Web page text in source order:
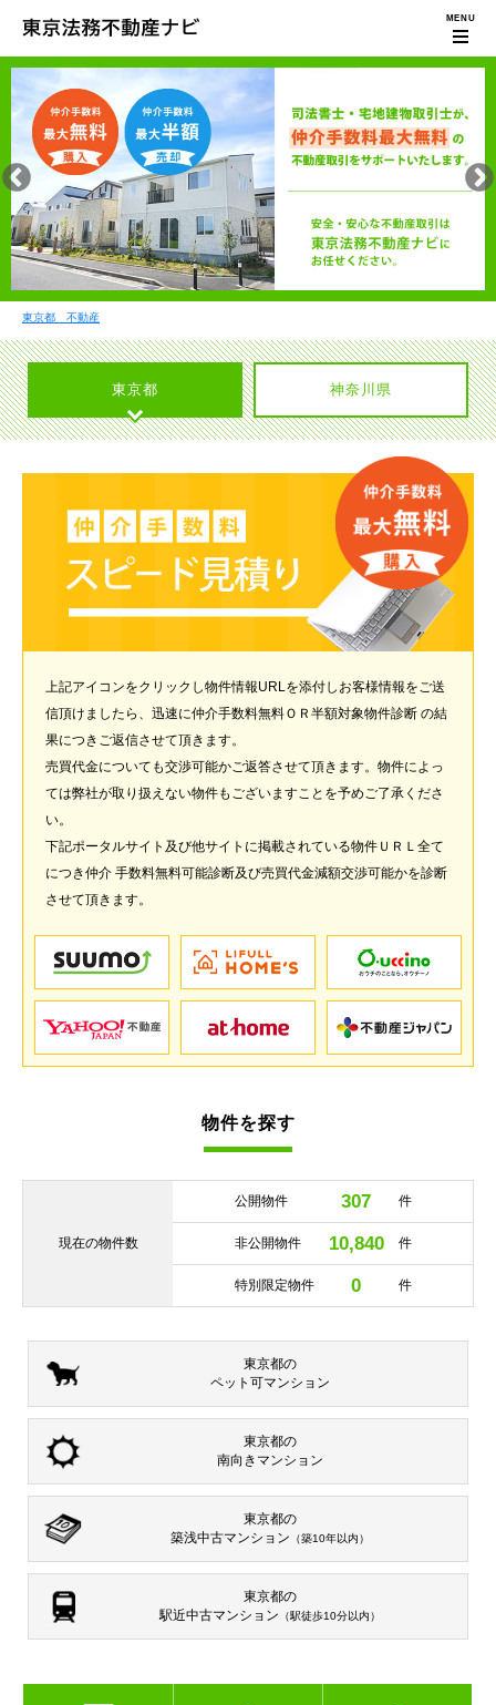
東京都 不動産
東京都 神奈川県
上記アイコンをクリックし物件情報URLを添付しお客様情報をご送
信頂けましたら、迅速に仲介手数料無料ＯＲ半額対象物件診断 の結
果につきご返信させて頂きます。
売買代金についても交渉可能かご返答させて頂きます。物件によっ
ては弊社が取り扱えない物件もございますことを予めご了承くださ
い。
下記ポータルサイト及び他サイトに掲載されている物件ＵＲＬ全て
につき仲介 手数料無料可能診断及び売買代金減額交渉可能かを診断
させて頂きます。
物件を探す
現在の物件数
公開物件 307 件
非公開物件 10,840 件
特別限定物件 0 件
東京都の
ペット可マンション
東京都の
南向き マンション
東京都の
築浅中古マンション （築10年以内）
東京都の
駅近中古マンション （駅徒歩10分以内）